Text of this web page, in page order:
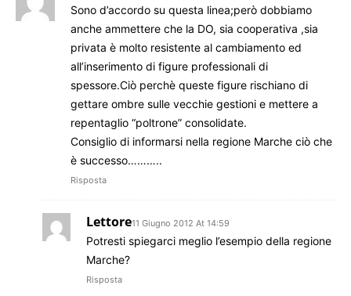
Sono d’accordo su questa linea;però dobbiamo
anche ammettere che la DO, sia cooperativa ,sia
privata è molto resistente al cambiamento ed
all’inserimento di figure professionali di
spessore.Ciò perchè queste figure rischiano di
gettare ombre sulle vecchie gestioni e mettere a
repentaglio “poltrone” consolidate.
Consiglio di informarsi nella regione Marche ciò che
è successo………..
Risposta
Lettore11 Giugno 2012 At 14:59
Potresti spiegarci meglio l’esempio della regione
Marche?
Risposta